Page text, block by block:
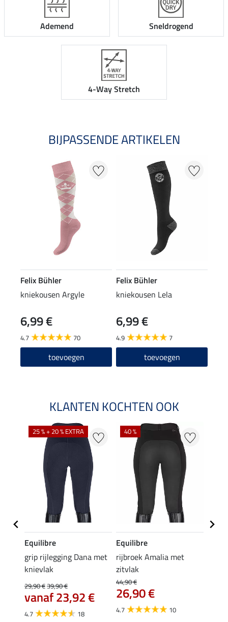
Ademend Sneldrogend
4-Way Stretch
BIJPASSENDE ARTIKELEN
Felix Bühler
kniekousen Argyle
6,99 €
4.7 70
toevoegen
Felix Bühler
kniekousen Lela
6,99 €
4.9 7
toevoegen
KLANTEN KOCHTEN OOK
25 % + 20 % EXTRA
Equilibre
grip rijlegging Dana met
knievlak
29,90 €39,90 €
vanaf 23,92 €
4.7 18
40 %
Equilibre
rijbroek Amalia met
zitvlak
44,90 €
26,90 €
4.7 10